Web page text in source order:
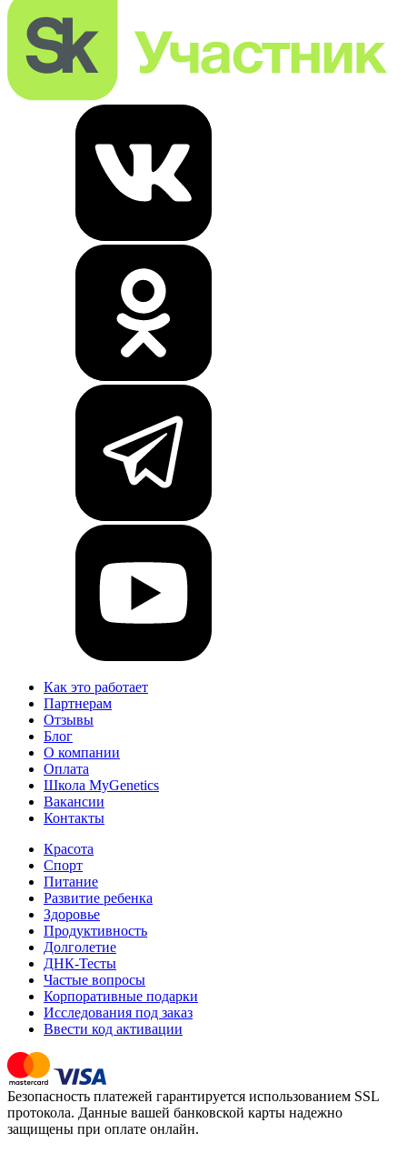
Как это работает
Партнерам
Отзывы
Блог
О компании
Оплата
Школа MyGenetics
Вакансии
Контакты
Красота
Спорт
Питание
Развитие ребенка
Здоровье
Продуктивность
Долголетие
ДНК-Тесты
Частые вопросы
Корпоративные подарки
Исследования под заказ
Ввести код активации
Безопасность платежей гарантируется использованием SSL
протокола. Данные вашей банковской карты надежно
защищены при оплате онлайн.